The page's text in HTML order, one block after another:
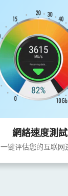
網絡速度測試
一键评估您的互联网